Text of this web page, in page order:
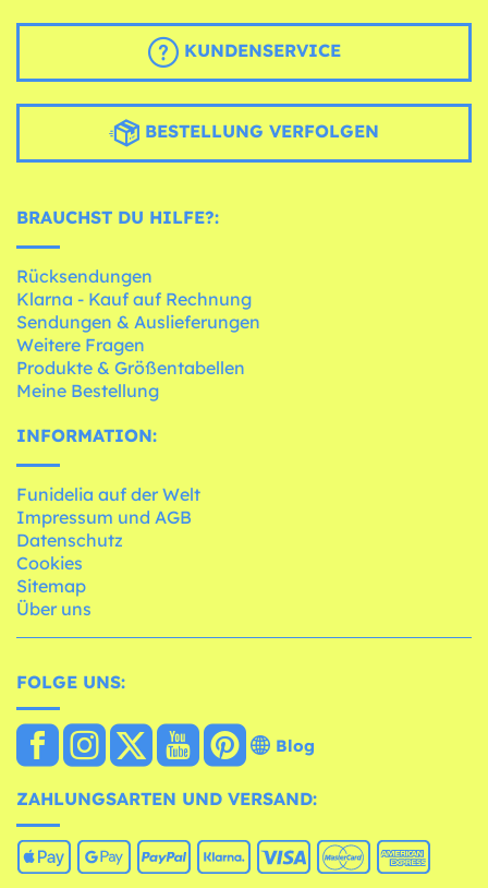
KUNDENSERVICE
BESTELLUNG VERFOLGEN
BRAUCHST DU HILFE?:
Rücksendungen
Klarna - Kauf auf Rechnung
Sendungen & Auslieferungen
Weitere Fragen
Produkte & Größentabellen
Meine Bestellung
INFORMATION:
Funidelia auf der Welt
Impressum und AGB
Datenschutz
Cookies
Sitemap
Über uns
FOLGE UNS:
Blog
ZAHLUNGSARTEN UND VERSAND: